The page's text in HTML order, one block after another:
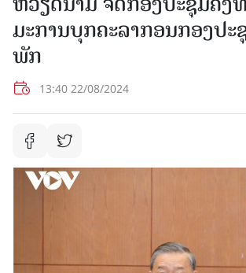
ມະ​ການ​ບຸກ​ຄະ​ລາ​ກອນກອງ​ປະ​
ພັກ
13:40 22/08/2024